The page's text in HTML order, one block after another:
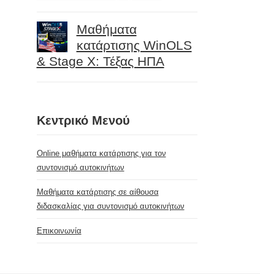
Μαθήματα
κατάρτισης WinOLS
& Stage X: Τέξας ΗΠΑ
Κεντρικό Μενού
Online μαθήματα κατάρτισης για τον
συντονισμό αυτοκινήτων
Μαθήματα κατάρτισης σε αίθουσα
διδασκαλίας για συντονισμό αυτοκινήτων
Επικοινωνία